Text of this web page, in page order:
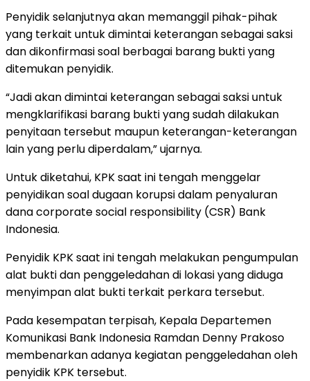
Penyidik selanjutnya akan memanggil pihak-pihak
yang terkait untuk dimintai keterangan sebagai saksi
dan dikonfirmasi soal berbagai barang bukti yang
ditemukan penyidik.
“Jadi akan dimintai keterangan sebagai saksi untuk
mengklarifikasi barang bukti yang sudah dilakukan
penyitaan tersebut maupun keterangan-keterangan
lain yang perlu diperdalam,” ujarnya.
Untuk diketahui, KPK saat ini tengah menggelar
penyidikan soal dugaan korupsi dalam penyaluran
dana corporate social responsibility (CSR) Bank
Indonesia.
Penyidik KPK saat ini tengah melakukan pengumpulan
alat bukti dan penggeledahan di lokasi yang diduga
menyimpan alat bukti terkait perkara tersebut.
Pada kesempatan terpisah, Kepala Departemen
Komunikasi Bank Indonesia Ramdan Denny Prakoso
membenarkan adanya kegiatan penggeledahan oleh
penyidik KPK tersebut.